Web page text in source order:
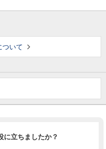
ついて
に立ちましたか？